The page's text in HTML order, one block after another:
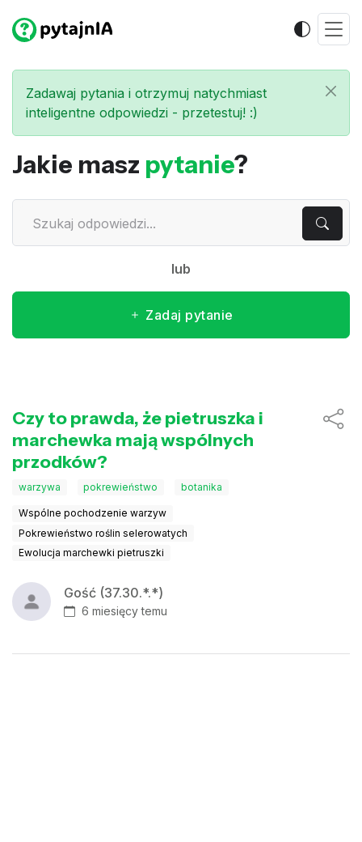
Zadawaj pytania i otrzymuj natychmiast
inteligentne odpowiedzi - przetestuj! :)
Jakie masz pytanie?
lub
Zadaj pytanie
Czy to prawda, że pietruszka i
marchewka mają wspólnych
przodków?
warzywa pokrewieństwo botanika
Wspólne pochodzenie warzyw
Pokrewieństwo roślin selerowatych
Ewolucja marchewki pietruszki
Gość (37.30.*.*)
6 miesięcy temu